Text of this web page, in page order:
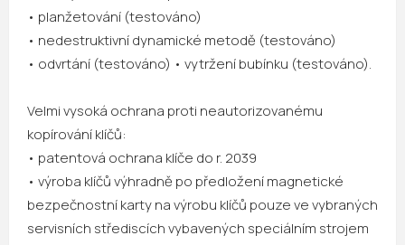
• planžetování (testováno)
• nedestruktivní dynamické metodě (testováno)
• odvrtání (testováno) • vytržení bubínku (testováno).
Velmi vysoká ochrana proti neautorizovanému
kopírování klíčů:
• patentová ochrana klíče do r. 2039
• výroba klíčů výhradně po předložení magnetické
bezpečnostní karty na výrobu klíčů pouze ve vybraných
servisních střediscích vybavených speciálním strojem